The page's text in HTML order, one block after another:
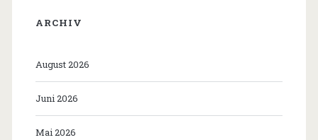
ARCHIV
August 2026
Juni 2026
Mai 2026